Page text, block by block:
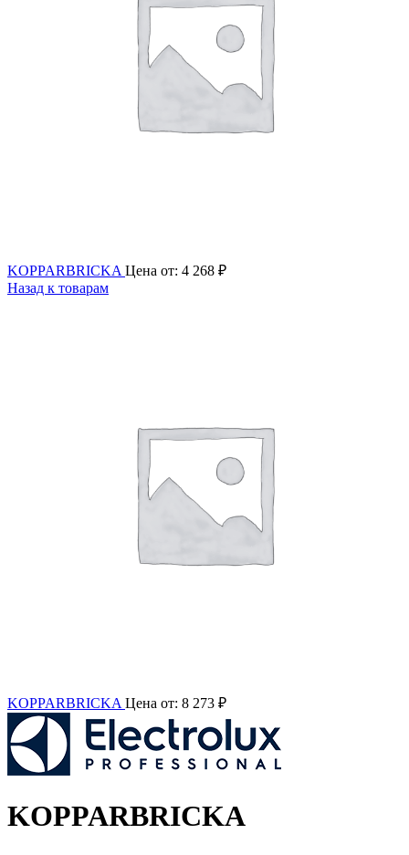
KOPPARBRICKA Цена от: 4 268 ₽
Назад к товарам
KOPPARBRICKA Цена от: 8 273 ₽
KOPPARBRICKA